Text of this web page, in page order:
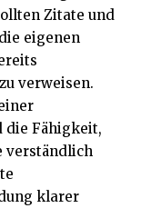
Zitate und
eigenen
verweisen.
die Fähigkeit,
verständlich
klarer